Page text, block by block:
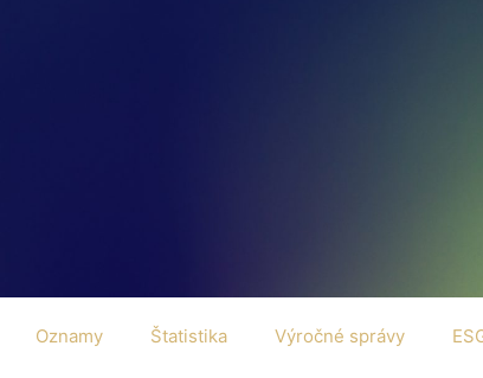
Oznamy Štatistika Výročné správy